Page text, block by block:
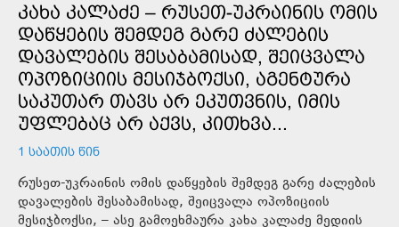
ᲙᲐᲮᲐ ᲙᲐᲚᲐᲫᲔ – ᲠᲣᲡᲔᲗ-ᲣᲙᲠᲐᲘᲜᲘᲡ ᲝᲛᲘᲡ
ᲓᲐᲬᲧᲔᲑᲘᲡ ᲨᲔᲛᲓᲔᲒ ᲒᲐᲠᲔ ᲫᲐᲚᲔᲑᲘᲡ
ᲓᲐᲕᲐᲚᲔᲑᲘᲡ ᲨᲔᲡᲐᲑᲐᲛᲘᲡᲐᲓ, ᲨᲔᲘᲪᲕᲐᲚᲐ
ᲝᲞᲝᲖᲘᲪᲘᲘᲡ ᲛᲔᲡᲘᲯᲑᲝᲥᲡᲘ, ᲐᲒᲔᲜᲢᲣᲠᲐ
ᲡᲐᲙᲣᲗᲐᲠ ᲗᲐᲕᲡ ᲐᲠ ᲔᲙᲣᲗᲕᲜᲘᲡ, ᲘᲛᲘᲡ
ᲣᲤᲚᲔᲑᲐᲪ ᲐᲠ ᲐᲥᲕᲡ, ᲙᲘᲗᲮᲕᲐ...
1 ᲡᲐᲐᲗᲘᲡ ᲬᲘᲜ
რუსეთ-უკრაინის ომის დაწყების შემდეგ გარე ძალების
დავალების შესაბამისად, შეიცვალა ოპოზიციის
მესიჯბოქსი, – ასე გამოეხმაურა კახა კალაძე მედიის